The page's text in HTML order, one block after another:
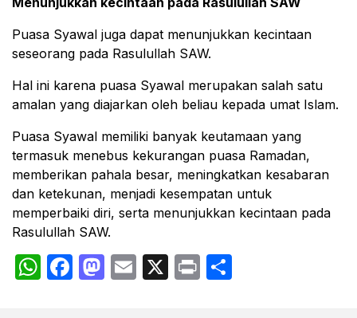
Puasa Syawal juga dapat menunjukkan kecintaan
seseorang pada Rasulullah SAW.
Hal ini karena puasa Syawal merupakan salah satu
amalan yang diajarkan oleh beliau kepada umat Islam.
Puasa Syawal memiliki banyak keutamaan yang
termasuk menebus kekurangan puasa Ramadan,
memberikan pahala besar, meningkatkan kesabaran
dan ketekunan, menjadi kesempatan untuk
memperbaiki diri, serta menunjukkan kecintaan pada
Rasulullah SAW.
WhatsApp
Facebook
Mastodon
Email
X Print